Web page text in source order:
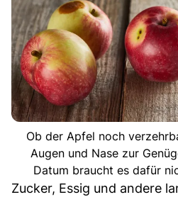
Ob der Apfel noch
Augen und Nase zur
Datum braucht es dafür
Zucker, Essig und andere